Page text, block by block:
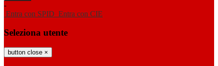
-
Entra con SPID Entra con CIE
Seleziona utente
button close ×